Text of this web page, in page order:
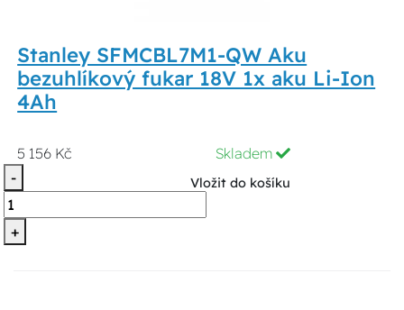
Stanley SFMCBL7M1-QW Aku
bezuhlíkový fukar 18V 1x aku Li-Ion
4Ah
5 156 Kč
Skladem
-
+
Vložit do košíku